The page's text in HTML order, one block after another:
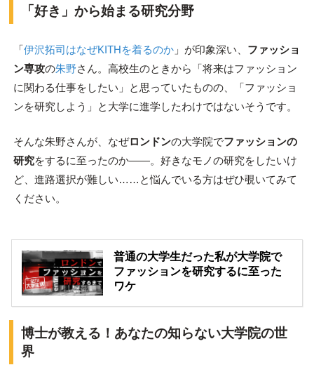
「好き」から始まる研究分野
「伊沢拓司はなぜKITHを着るのか」が印象深い、 ファッショ
ン専攻の朱野さん。高校生のときから「将来はファッション
に関わる仕事をしたい」と思っていたものの、「ファッショ
ンを研究しよう」と大学に進学したわけではないそうです。
そんな朱野さんが、なぜロンドンの大学院でファッションの
研究をするに至ったのか――。好きなモノの研究をしたいけ
ど、進路選択が難しい……と悩んでいる方はぜひ覗いてみて
ください。
普通の大学生だった私が大学院で
ファッションを研究するに至った
ワケ
博士が教える！あなたの知らない大学院の世
界